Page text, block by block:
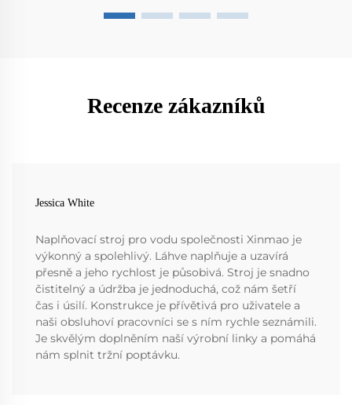
Recenze zákazníků
Jessica White
Naplňovací stroj pro vodu společnosti Xinmao je
výkonný a spolehlivý. Láhve naplňuje a uzavírá
přesně a jeho rychlost je působivá. Stroj je snadno
čistitelný a údržba je jednoduchá, což nám šetří
čas i úsilí. Konstrukce je přívětivá pro uživatele a
naši obsluhoví pracovníci se s ním rychle seznámili.
Je skvělým doplněním naší výrobní linky a pomáhá
nám splnit tržní poptávku.